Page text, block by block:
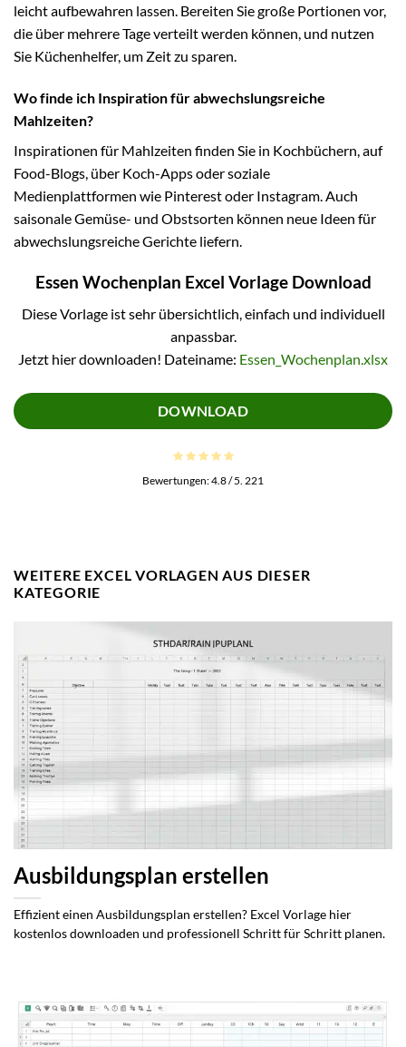
leicht aufbewahren lassen. Bereiten Sie große Portionen vor,
die über mehrere Tage verteilt werden können, und nutzen
Sie Küchenhelfer, um Zeit zu sparen.
Wo finde ich Inspiration für abwechslungsreiche
Mahlzeiten?
Inspirationen für Mahlzeiten finden Sie in Kochbüchern, auf
Food-Blogs, über Koch-Apps oder soziale
Medienplattformen wie Pinterest oder Instagram. Auch
saisonale Gemüse- und Obstsorten können neue Ideen für
abwechslungsreiche Gerichte liefern.
Essen Wochenplan Excel Vorlage Download
Diese Vorlage ist sehr übersichtlich, einfach und individuell
anpassbar.
Jetzt hier downloaden! Dateiname: Essen_Wochenplan.xlsx
DOWNLOAD
Bewertungen:4.8/ 5. 221
WEITERE EXCEL VORLAGEN AUS DIESER
KATEGORIE
Ausbildungsplan erstellen
Effizient einen Ausbildungsplan erstellen? Excel Vorlage hier
kostenlos downloaden und professionell Schritt für Schritt planen.